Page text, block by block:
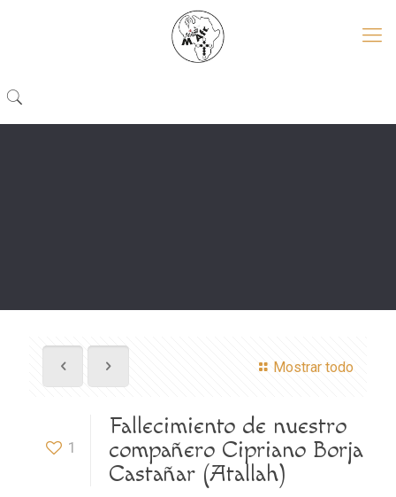
Mostrar todo
1
Fallecimiento de nuestro
compañero Cipriano Borja
Castañar (Atallah)